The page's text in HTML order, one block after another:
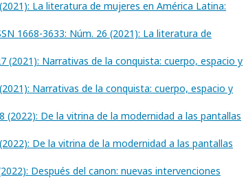
La literatura de mujeres en América Latina:
1668-3633: Núm. 26 (2021): La literatura de
(2021): Narrativas de la conquista: cuerpo, espacio y
Narrativas de la conquista: cuerpo, espacio y
(2022): De la vitrina de la modernidad a las pantallas
De la vitrina de la modernidad a las pantallas
Después del canon: nuevas intervenciones